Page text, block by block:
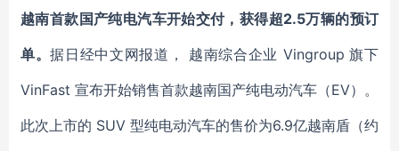
越南首款国产纯电汽车开始交付，获得超2.5万辆的预订
单。据日经中文网报道， 越南综合企业 Vingroup 旗下
VinFast 宣布开始销售首款越南国产纯电动汽车（EV）。
此次上市的 SUV 型纯电动汽车的售价为6.9亿越南盾（约